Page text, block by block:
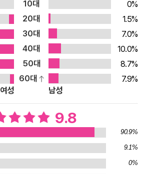
못하는 환자를 수도 없이 만났다. 똑같
처방해주어도 환자들은 거짓 쾌락과 갈
근본적으로 해결하기 위해 의사를 그만
학 연구에 매진하고 있다. 그 결과 202
치료제가 반응하여 식욕을 억제하는
규명하여 <사이언스>에 게재되었고 2
에 선정되는 등 중요한 과학적 성과를
교수는 이 책을 통해 그간의 경험과 연
주고, 고통에서 헤어나온 풍부한 환자들
로 의학적 지식과 실천적 방법을 담았다.
’ 하면서도 매번 무너지고, 몸에 해롭다
먹고 마시며 욕망에 이끌려 행동하는 근
10대
0%
20대
1.5%
30대
7.0%
40대
10.0%
50대
8.7%
60대
7.9%
여성
남성
9.8
90.9%
9.1%
0%